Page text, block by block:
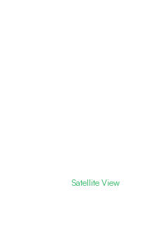
Satellite View